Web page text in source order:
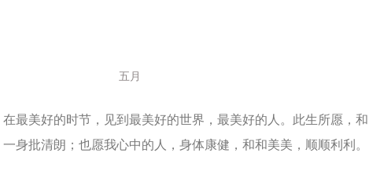
五月
最美好的时节，见到最美好的世界，最美好的人。此生所愿，和
身批清朗；也愿我心中的人，身体康健，和和美美，顺顺利利。